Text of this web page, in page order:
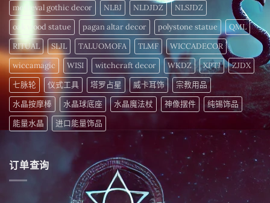
medieval gothic decor
NLBJ NLDJDZ
NLSJDZ
oak wood statue
pagan altar decor polystone statue
QML
RITUAL
SLJL TALUOMOFA TLMF
WICCADECOR
wiccamagic
WISI witchcraft decor WKDZ XPTJ
ZJDX
七脉轮
仪式工具 塔罗占星 威卡耳饰
宗教用品
水晶按摩棒
水晶球底座 水晶魔法杖 神像摆件
纯锡饰品
能量水晶
进口能量饰品
订单查询